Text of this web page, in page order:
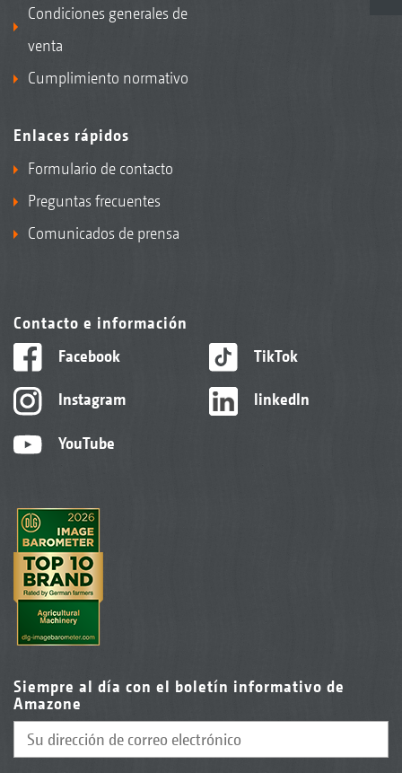
Condiciones generales de
venta
Cumplimiento normativo
Enlaces rápidos
Formulario de contacto
Preguntas frecuentes
Comunicados de prensa
Contacto e información
Facebook
Instagram
YouTube
TikTok
linkedIn
Siempre al día con el boletín informativo de
Amazone